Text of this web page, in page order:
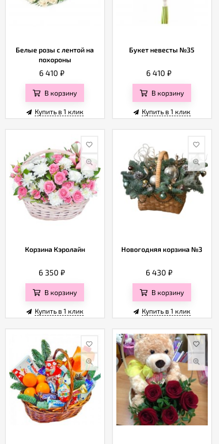
Белые розы с лентой на
похороны
6 410₽
В корзину
Купить в 1 клик
Букет невесты №35
6 410₽
В корзину
Купить в 1 клик
Корзина Кэролайн
6 350₽
В корзину
Купить в 1 клик
Новогодняя корзина №3
6 430 ₽
В корзину
Купить в 1 клик